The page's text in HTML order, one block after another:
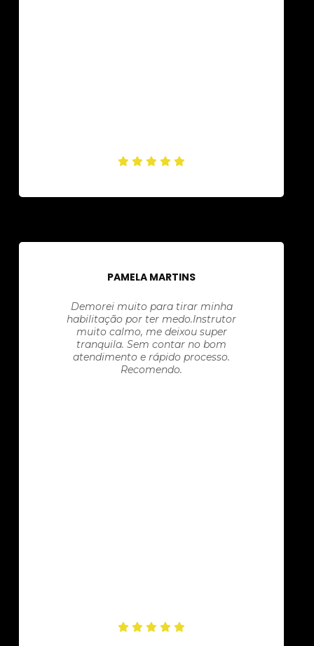
PAMELA MARTINS
Demorei muito para tirar minha
habilitação por ter medo.Instrutor
muito calmo, me deixou super
tranquila. Sem contar no bom
atendimento e rápido processo.
Recomendo.